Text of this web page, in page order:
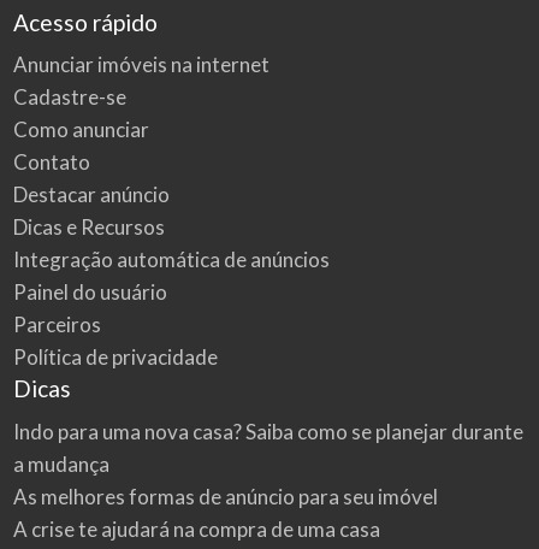
Acesso rápido
Anunciar imóveis na internet
Cadastre-se
Como anunciar
Contato
Destacar anúncio
Dicas e Recursos
Integração automática de anúncios
Painel do usuário
Parceiros
Política de privacidade
Dicas
Indo para uma nova casa? Saiba como se planejar durante
a mudança
As melhores formas de anúncio para seu imóvel
A crise te ajudará na compra de uma casa